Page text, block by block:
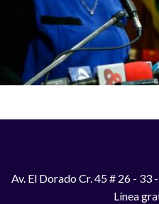
Av. El Dorado Cr. 45 # 26 -
Línea